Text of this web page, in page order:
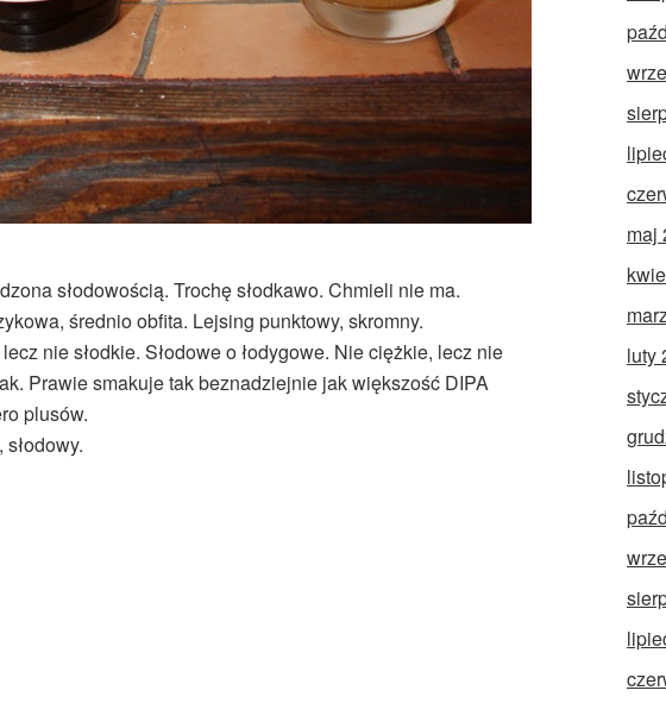
słodowością. Trochę słodkawo. Chmieli nie ma.
średnio obfita. Lejsing punktowy, skromny.
nie słodkie. Słodowe o łodygowe. Nie ciężkie, lecz nie
Prawie smakuje tak beznadziejnie jak większość DIPA
plusów.
maj
luty